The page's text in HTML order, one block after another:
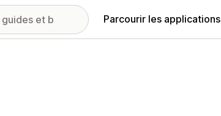
Parcourir les applications